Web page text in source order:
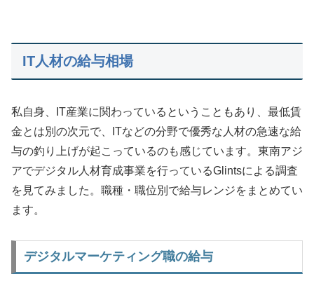
IT人材の給与相場
私自身、IT産業に関わっているということもあり、最低賃
金とは別の次元で、ITなどの分野で優秀な人材の急速な給
与の釣り上げが起こっているのも感じています。東南アジ
アでデジタル人材育成事業を行っているGlintsによる調査
を見てみました。職種・職位別で給与レンジをまとめてい
ます。
デジタルマーケティング職の給与